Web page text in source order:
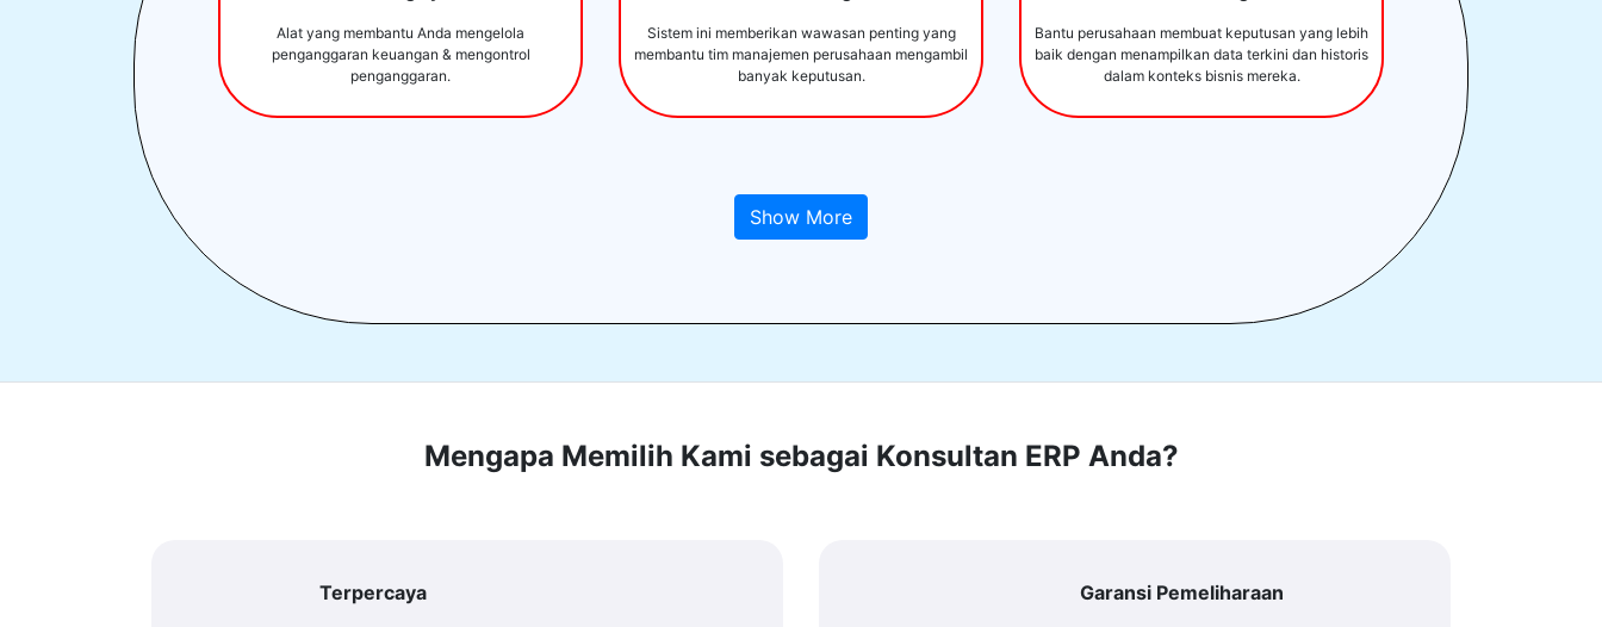
Alat yang membantu Anda mengelola
penganggaran keuangan & mengontrol
penganggaran.
Sistem ini memberikan wawasan penting yang
membantu tim manajemen perusahaan mengambil
banyak keputusan.
Bantu perusahaan membuat keputusan yang lebih
baik dengan menampilkan data terkini dan historis
dalam konteks bisnis mereka.
Show More
Mengapa Memilih Kami sebagai Konsultan ERP Anda?
Terpercaya
Garansi Pemeliharaan